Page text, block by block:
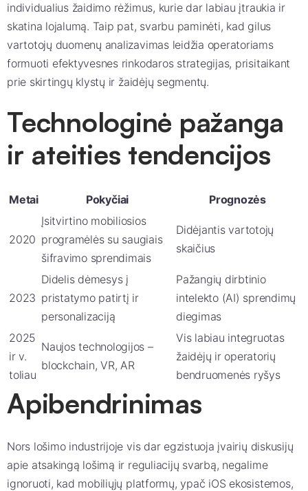
individualius žaidimo rėžimus, kurie dar labiau įtraukia ir
skatina lojalumą. Taip pat, svarbu paminėti, kad gilus
vartotojų duomenų analizavimas leidžia operatoriams
formuoti efektyvesnes rinkodaros strategijas, prisitaikant
prie skirtingų klystų ir žaidėjų segmentų.
Technologinė pažanga
ir ateities tendencijos
Metai Pokyčiai Prognozės
2020
Įsitvirtino mobiliosios
programėlės su saugiais
šifravimo sprendimais
Didėjantis vartotojų
skaičius
2023
Didelis dėmesys į
pristatymo patirtį ir
personalizaciją
Pažangių dirbtinio
intelekto (AI) sprendimų
diegimas
2025
ir v.
toliau
Naujos technologijos –
blockchain, VR, AR
Vis labiau integruotas
žaidėjų ir operatorių
bendruomenės ryšys
Apibendrinimas
Nors lošimo industrijoje vis dar egzistuoja įvairių diskusijų
apie atsakingą lošimą ir reguliacijų svarbą, negalime
ignoruoti, kad mobiliųjų platformų, ypač iOS ekosistemos,